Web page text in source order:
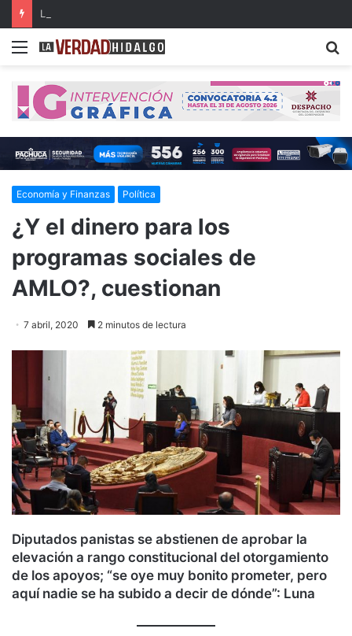
Menu
Economía y Finanzas Política
¿Y el dinero para los
programas sociales de
AMLO?, cuestionan
7 abril, 2020 2 minutos de lectura
Diputados panistas se abstienen de aprobar la
elevación a rango constitucional del otorgamiento
de los apoyos; “se oye muy bonito prometer, pero
aquí nadie se ha subido a decir de dónde”: Luna